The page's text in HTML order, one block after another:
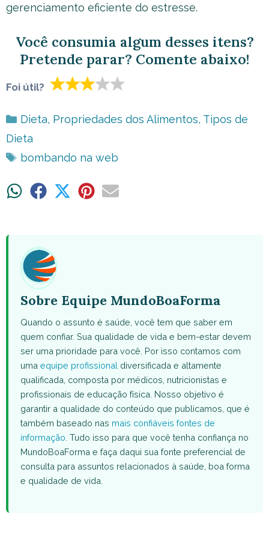
gerenciamento eficiente do estresse.
Você consumia algum desses itens?
Pretende parar? Comente abaixo!
Foi útil?
Categorias
Dieta, Propriedades dos Alimentos, Tipos de
Dieta
Tags
bombando na web
ShareShare ShareShareShare
Sobre Equipe MundoBoaForma
Quando o assunto é saúde, você tem que saber em
quem confiar. Sua qualidade de vida e bem-estar devem
ser uma prioridade para você. Por isso contamos com
uma equipe profissional diversificada e altamente
qualificada, composta por médicos, nutricionistas e
profissionais de educação física. Nosso objetivo é
garantir a qualidade do conteúdo que publicamos, que é
também baseado nas mais confiáveis fontes de
informação . Tudo isso para que você tenha confiança no
MundoBoaForma e faça daqui sua fonte preferencial de
consulta para assuntos relacionados à saúde, boa forma
e qualidade de vida.